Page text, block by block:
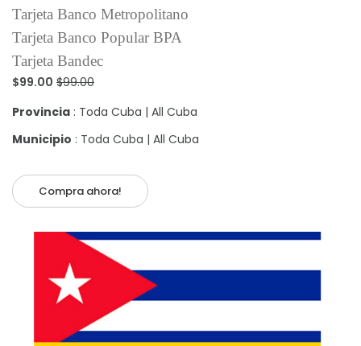
Tarjeta Banco Metropolitano
Tarjeta Banco Popular BPA
Tarjeta Bandec
$99.00 $99.00
Provincia : Toda Cuba | All Cuba
Municipio : Toda Cuba | All Cuba
Compra ahora!